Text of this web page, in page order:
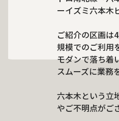
ーイズミ六本木
ご紹介の区画は
規模でのご利用
モダンで落ち着
スムーズに業務
六本木という立
やご不明点がご